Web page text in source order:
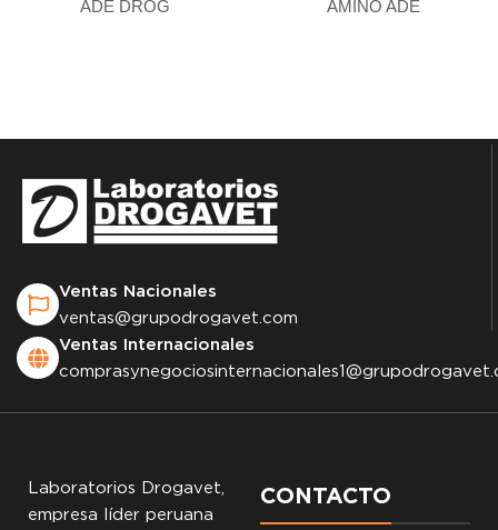
ADE DROG AMINO ADE
Ventas Nacionales
ventas@grupodrogavet.com
Ventas Internacionales
Laboratorios Drogavet,
empresa líder peruana
CONTACTO